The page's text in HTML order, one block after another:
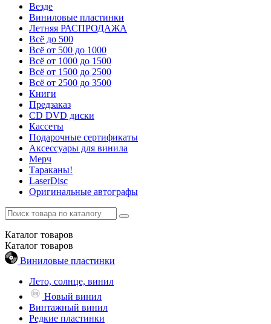
Везде
Виниловые пластинки
Летняя РАСПРОДАЖА
Всё до 500
Всё от 500 до 1000
Всё от 1000 до 1500
Всё от 1500 до 2500
Всё от 2500 до 3500
Книги
Предзаказ
CD DVD диски
Кассеты
Подарочные сертификаты
Аксессуары для винила
Мерч
Тараканы!
LaserDisc
Оригинальные автографы
Каталог товаров
Каталог товаров
Виниловые пластинки
Лето, солнце, винил
Новый винил
Винтажный винил
Редкие пластинки